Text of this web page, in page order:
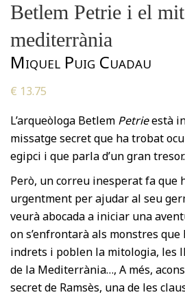
Betlem Petrie i el
mediterrània
Miquel Puig Cuadau
€ 13.75
L’arqueòloga Betlem Petrieestà
missatge secret que ha trobat
egipci i que parla d’un gran tresor.
Però, un correu inesperat fa que
urgentment per ajudar al seu
veurà abocada a iniciar una
on s’enfrontarà als monstres
indrets i poblen la mitologia, les
de la Mediterrània…, A més,
secret de Ramsès, una de les